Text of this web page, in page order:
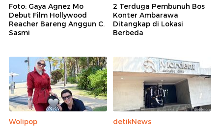
Foto: Gaya Agnez Mo
Debut Film Hollywood
Reacher Bareng Anggun C.
Sasmi
2 Terduga Pembunuh Bos
Konter Ambarawa
Ditangkap di Lokasi
Berbeda
Wolipop
detikNews